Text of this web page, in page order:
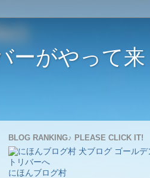
ーがやって来
BLOG RANKING♪ PLEASE CLICK IT!
にほんブログ村